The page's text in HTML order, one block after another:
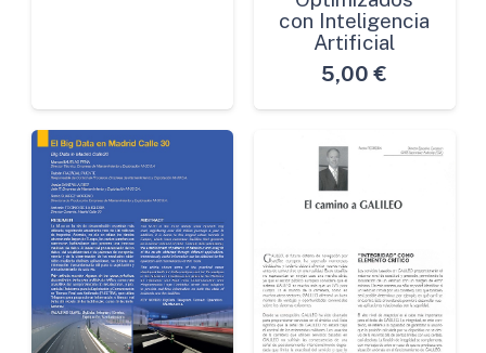
con Inteligencia
Artificial
5,00 €